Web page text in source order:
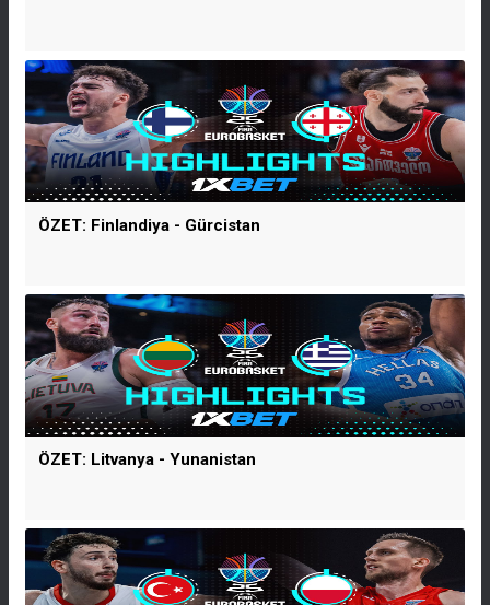
ÖZET: Finlandiya - Gürcistan
ÖZET: Litvanya - Yunanistan